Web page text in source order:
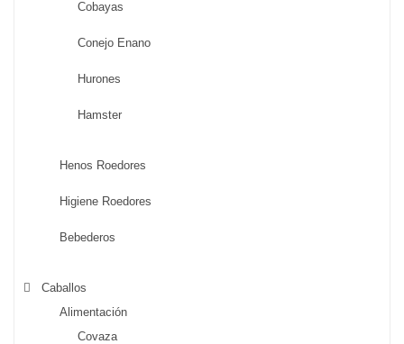
Cobayas
Conejo Enano
Hurones
Hamster
Henos Roedores
Higiene Roedores
Bebederos
Caballos
Alimentación
Covaza